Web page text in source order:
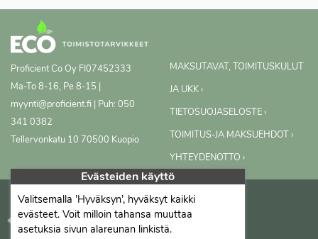
Proficient Co Oy FI07452333
Ma-To 8-16, Pe 8-15 |
myynti@proficient.fi | Puh: 050
341 0382
Tellervonkatu 10 70500 Kuopio
MAKSUTAVAT, TOIMITUSKULUT
JA UKK ›
TIETOSUOJASELOSTE ›
TOIMITUS-JA MAKSUEHDOT ›
YHTEYDENOTTO ›
Evästeiden käyttö
Valitsemalla ’Hyväksyn’, hyväksyt kaikki
evästeet. Voit milloin tahansa muuttaa
asetuksia sivun alareunan linkistä.